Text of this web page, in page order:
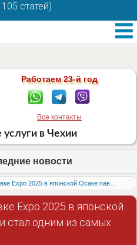
Работаем 23-й год
Все контакты
в Чехии
новости
Expo 2025 в японской
стал одним из самых
статей)